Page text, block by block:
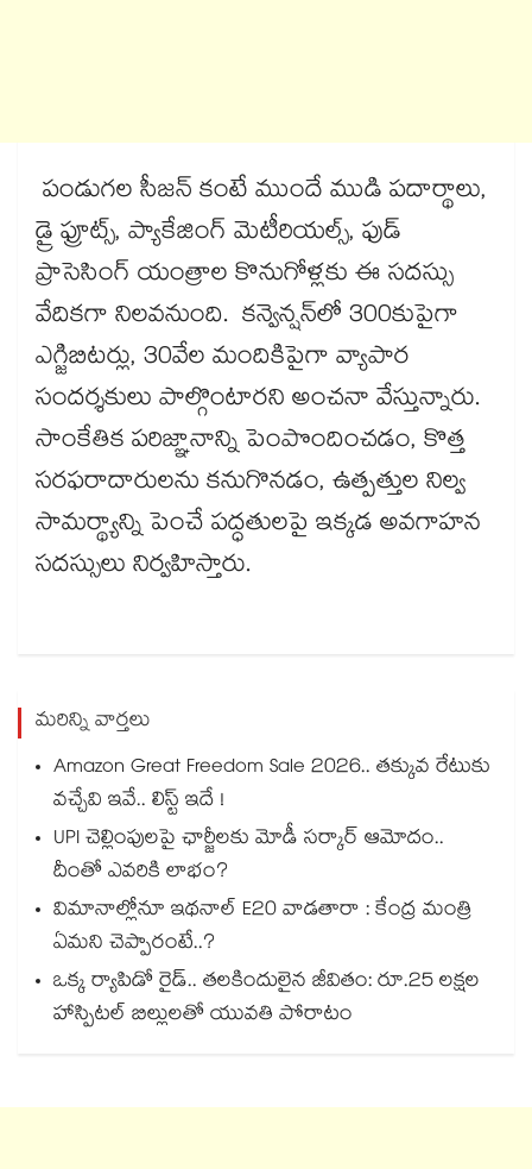
పండుగల సీజన్ కంటే ముందే ముడి పదార్థాలు,
డ్రై ఫ్రూట్స్, ప్యాకేజింగ్ మెటీరియల్స్, ఫుడ్
ప్రాసెసింగ్ యంత్రాల కొనుగోళ్లకు ఈ సదస్సు
వేదికగా నిలవనుంది. కన్వెన్షన్​లో 300కుపైగా
ఎగ్జిబిటర్లు, 30వేల మందికిపైగా వ్యాపార
సందర్శకులు పాల్గొంటారని అంచనా వేస్తున్నారు.
సాంకేతిక పరిజ్ఞానాన్ని పెంపొందించడం, కొత్త
సరఫరాదారులను కనుగొనడం, ఉత్పత్తుల నిల్వ
సామర్థ్యాన్ని పెంచే పద్ధతులపై ఇక్కడ అవగాహన
సదస్సులు నిర్వహిస్తారు.
మరిన్ని వార్తలు
Amazon Great Freedom Sale 2026.. తక్కువ రేటుకు
వచ్చేవి ఇవే.. లిస్ట్ ఇదే !
UPI చెల్లింపులపై ఛార్జీలకు మోడీ సర్కార్ ఆమోదం..
దీంతో ఎవరికి లాభం?
విమానాల్లోనూ ఇథనాల్ E20 వాడతారా : కేంద్ర మంత్రి
ఏమని చెప్పారంటే..?
ఒక్క ర్యాపిడో రైడ్.. తలకిందులైన జీవితం: రూ.25 లక్షల
హాస్పిటల్ బిల్లులతో యువతి పోరాటం